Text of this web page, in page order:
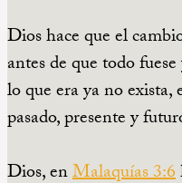
Dios hace que el
antes de que todo
lo que era ya no exista,
pasado, presente y
Dios, enMalaquías 3:6